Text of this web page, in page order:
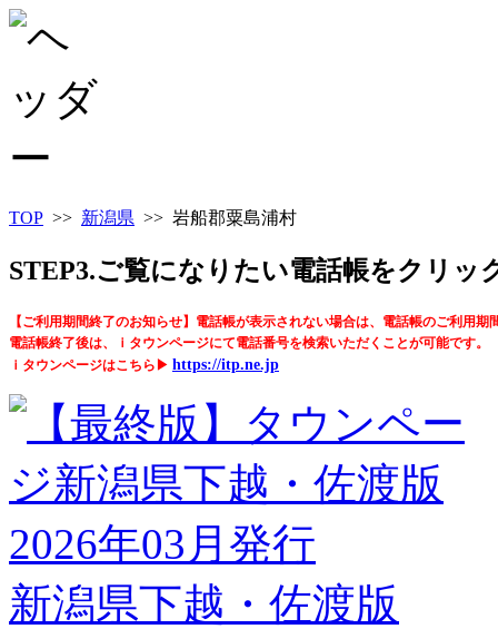
TOP >> 新潟県 >> 岩船郡粟島浦村
STEP3.ご覧になりたい電話帳をクリッ
【ご利用期間終了のお知らせ】電話帳が表示されない場合は、電話帳のご利用期
電話帳終了後は、ｉタウンページにて電話番号を検索いただくことが可能です。
ｉタウンページはこちら▶ https://itp.ne.jp
新潟県下越・佐渡版